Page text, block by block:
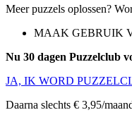
Meer puzzels oplossen?
MAAK GEBRUIK
Nu 30 dagen Puzzelclub
JA, IK WORD
Daarna slechts € 3,95/